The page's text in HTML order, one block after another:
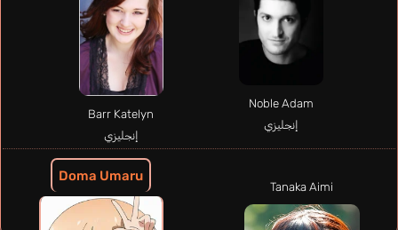
Noble Adam
إنجليزي
Barr Katelyn
إنجليزي
Doma Umaru
Tanaka Aimi